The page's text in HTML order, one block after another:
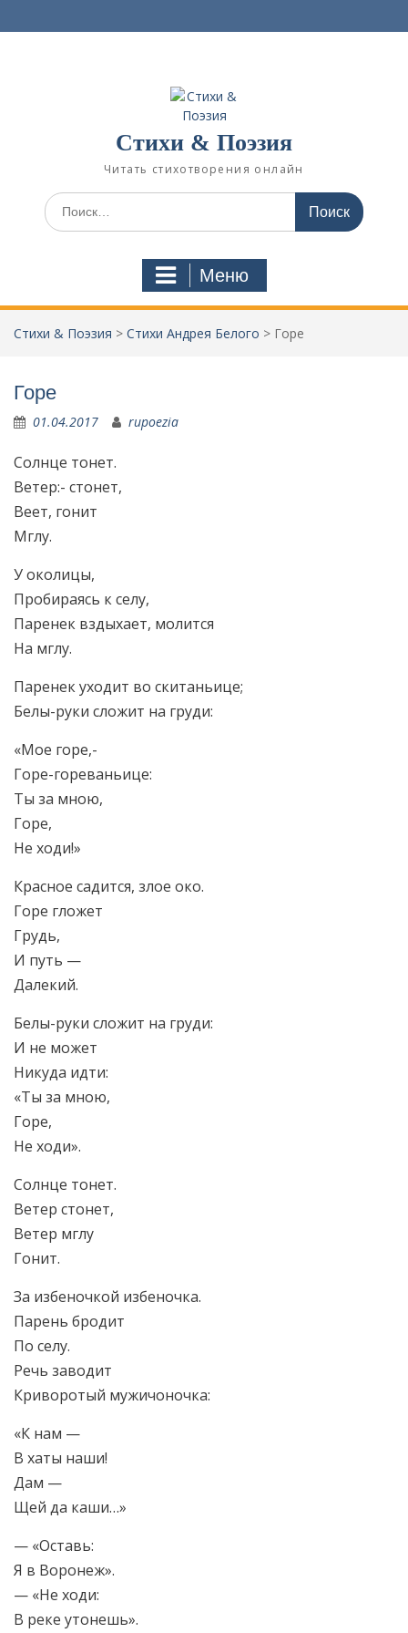
е
о
Стихи & Поэзия
Читать стихотворения онлайн
И
с
Меню
Стихи & Поэзия > Стихи Андрея Белого > Горе
Горе
01.04.2017 rupoezia
Солнце тонет.
Ветер:- стонет,
Веет, гонит
Мглу.
У околицы,
Пробираясь к селу,
Паренек вздыхает, молится
На мглу.
Паренек уходит во скитаньице;
Белы-руки сложит на груди:
«Мое горе,-
Горе-гореваньице:
Ты за мною,
Горе,
Не ходи!»
Красное садится, злое око.
Горе гложет
Грудь,
И путь —
Далекий.
Белы-руки сложит на груди:
И не может
Никуда идти:
«Ты за мною,
Горе,
Не ходи».
Солнце тонет.
Ветер стонет,
Ветер мглу
Гонит.
За избеночкой избеночка.
Парень бродит
По селу.
Речь заводит
Криворотый мужичоночка:
«К нам —
В хаты наши!
Дам —
Щей да каши…»
— «Оставь:
Я в Воронеж».
— «Не ходи:
В реке утонешь».